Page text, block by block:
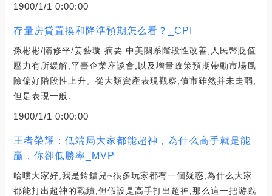
1900/1/1 0:00:00
存量房貸置換和降準預期怎么看？_CPI
孫彬彬/隋修平/姜藝璇 摘要 中美關系階段性改善,人民幣貶值
壓力有所緩解,平臺企業座談會,以及增量政策預期帶動市場風
險偏好階段性上升。從大類資產表現觀察,債市雖然并未走弱,
但是表現一般.
1900/1/1 0:00:00
王者榮耀：低端局大家都能超神，為什么高手就是能
贏，你卻低勝率_MVP
哈嘍大家好,我是鈴鐺兒~很多玩家都有一個疑惑,為什么大家
都能打出超神的戰績,但假設是高手打出超神,那么這一把游戲